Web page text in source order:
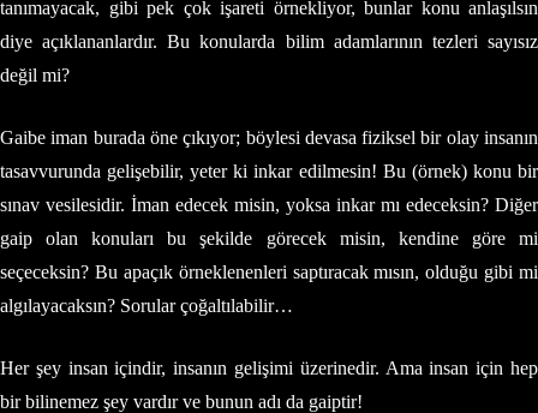
tanımayacak, gibi pek çok işareti örnekliyor, bunlar konu anlaşılsın
diye açıklananlardır. Bu konularda bilim adamlarının tezleri sayısız
değil mi?
Gaibe iman burada öne çıkıyor; böylesi devasa fiziksel bir olay insanın
tasavvurunda gelişebilir, yeter ki inkar edilmesin! Bu (örnek) konu bir
sınav vesilesidir. İman edecek misin, yoksa inkar mı edeceksin? Diğer
gaip olan konuları bu şekilde görecek misin, kendine göre mi
seçeceksin? Bu apaçık örneklenenleri saptıracak mısın, olduğu gibi mi
algılayacaksın? Sorular çoğaltılabilir…
Her şey insan içindir, insanın gelişimi üzerinedir. Ama insan için hep
bir bilinemez şey vardır ve bunun adı da gaiptir!